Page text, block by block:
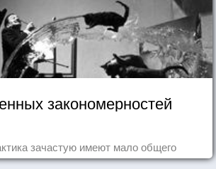
закономерностей
зачастую имеют мало общего